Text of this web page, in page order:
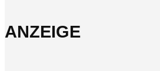
ANZEIGE